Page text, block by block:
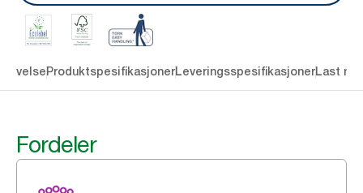
ProduktspesifikasjonerLeveringsspesifikasjonerLast
Fordeler